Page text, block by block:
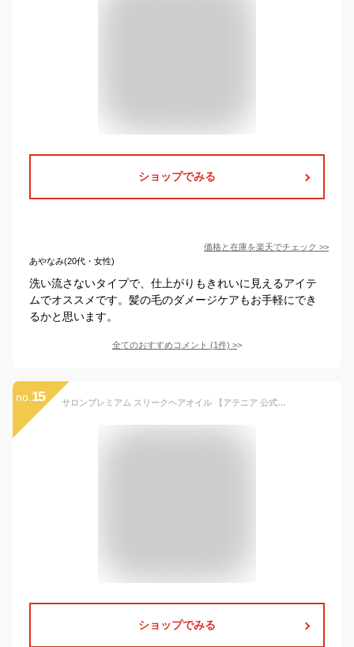
ショップでみる
価格と在庫を楽天でチェック >>
あやなみ(20代・女性)
洗い流さないタイプで、仕上がりもきれいに見えるアイテ
ムでオススメです。髪の毛のダメージケアもお手軽にでき
るかと思います。
全てのおすすめコメント (1件) >
no. 15 サロンプレミアム スリークヘアオイル 【アテニア 公式】[ ヘアオイル 髪 椿油 ヘアーオイル オイル ヘアトリートメント 洗い流さない ヘアートリートメント トリートメント 流さない アウトバストリートメント ヘアケア アウトバス ヘア cmc ボタニカル ダメージケア ]
ショップでみる